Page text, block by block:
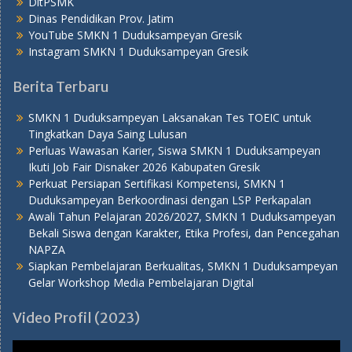
Dinas Pendidikan Prov. Jatim
YouTube SMKN 1 Duduksampeyan Gresik
Instagram SMKN 1 Duduksampeyan Gresik
Berita Terbaru
SMKN 1 Duduksampeyan Laksanakan Tes TOEIC untuk
Tingkatkan Daya Saing Lulusan
Perluas Wawasan Karier, Siswa SMKN 1 Duduksampeyan
Ikuti Job Fair Disnaker 2026 Kabupaten Gresik
Perkuat Persiapan Sertifikasi Kompetensi, SMKN 1
Duduksampeyan Berkoordinasi dengan LSP Perkapalan
Awali Tahun Pelajaran 2026/2027, SMKN 1 Duduksampeyan
Bekali Siswa dengan Karakter, Etika Profesi, dan Pencegahan
NAPZA
Siapkan Pembelajaran Berkualitas, SMKN 1 Duduksampeyan
Gelar Workshop Media Pembelajaran Digital
Video Profil (2023)